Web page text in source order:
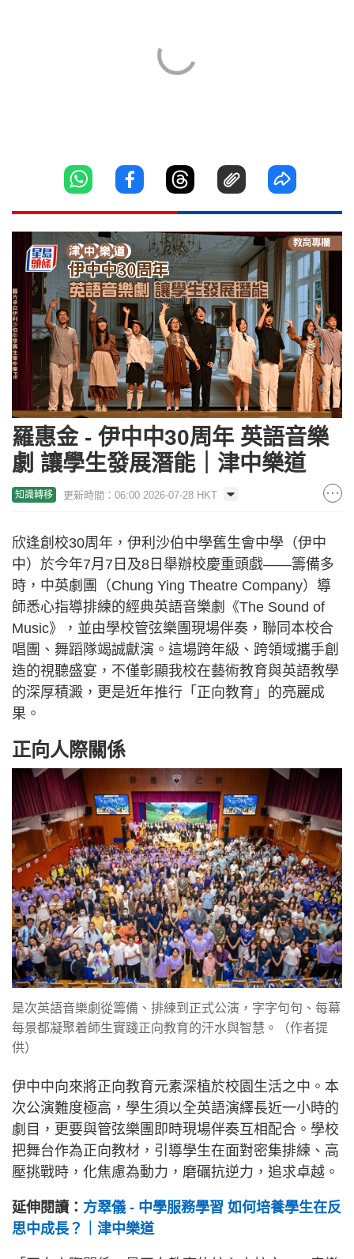
羅惠金 - 伊中中30周年 英語音樂
劇 讓學生發展潛能｜津中樂道
知識轉移 更新時間：06:00 2026-07-28 HKT
欣逢創校30周年，伊利沙伯中學舊生會中學（伊中
中）於今年7月7日及8日舉辦校慶重頭戲——籌備多
時，中英劇團（Chung Ying Theatre Company）導
師悉心指導排練的經典英語音樂劇《The Sound of
Music》，並由學校管弦樂團現場伴奏，聯同本校合
唱團、舞蹈隊竭誠獻演。這場跨年級、跨領域攜手創
造的視聽盛宴，不僅彰顯我校在藝術教育與英語教學
的深厚積澱，更是近年推行「正向教育」的亮麗成
果。
正向人際關係
是次英語音樂劇從籌備、排練到正式公演，字字句句、每幕
每景都凝聚着師生實踐正向教育的汗水與智慧。（作者提
供）
伊中中向來將正向教育元素深植於校園生活之中。本
次公演難度極高，學生須以全英語演繹長近一小時的
劇目，更要與管弦樂團即時現場伴奏互相配合。學校
把舞台作為正向教材，引導學生在面對密集排練、高
壓挑戰時，化焦慮為動力，磨礪抗逆力，追求卓越。
延伸閱讀： 方翠儀 - 中學服務學習 如何培養學生在反
思中成長？｜津中樂道